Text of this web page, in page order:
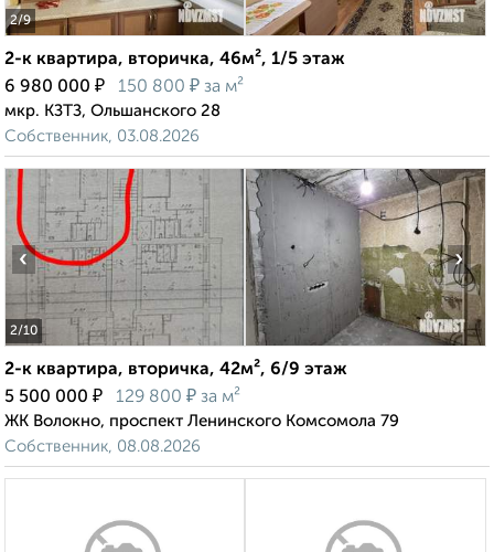
2/9
2-к квартира, вторичка, 46м², 1/5 этаж
6 980 000 ₽ 150 800 ₽ за м²
мкр. КЗТЗ, Ольшанского 28
Собственник, 03.08.2026
2/10
‹ ›
2-к квартира, вторичка, 42м², 6/9 этаж
5 500 000 ₽ 129 800 ₽ за м²
ЖК Волокно, проспект Ленинского Комсомола 79
Собственник, 08.08.2026